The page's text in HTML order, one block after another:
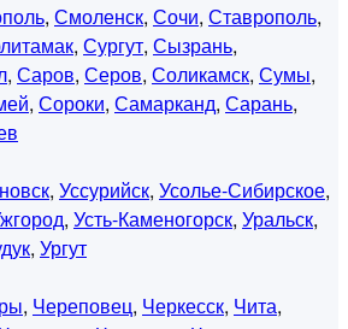
, Смоленск, Сочи, Ставрополь,
, Сургут, Сызрань,
, Саров, Серов, Соликамск, Сумы,
, Сороки, Самарканд, Сарань,
, Уссурийск, Усолье-Сибирское,
, Усть-Каменогорск, Уральск,
, Ургут
, Череповец, Черкесск, Чита,